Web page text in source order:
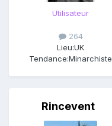
Utilisateur
264
Lieu:UK
Tendance:Minarchiste
Rincevent